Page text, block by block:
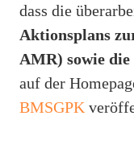
dass die
Aktionsplans
AMR) sowie
auf der
BMSGPK